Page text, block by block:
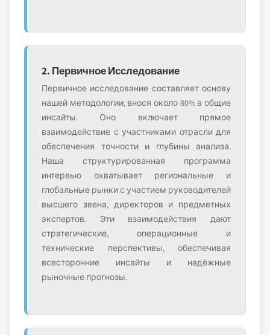
2. Первичное Исследование
Первичное исследование составляет основу
нашей методологии, внося около 80% в общие
инсайты. Оно включает прямое
взаимодействие с участниками отрасли для
обеспечения точности и глубины анализа.
Наша структурированная программа
интервью охватывает региональные и
глобальные рынки с участием руководителей
высшего звена, директоров и предметных
экспертов. Эти взаимодействия дают
стратегические, операционные и
технические перспективы, обеспечивая
всесторонние инсайты и надёжные
рыночные прогнозы.